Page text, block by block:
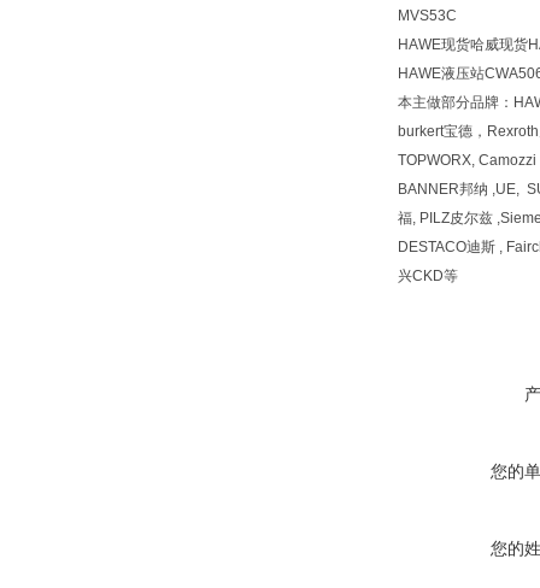
MVS53C
HAWE现货哈威现货
HAWE液压站
本主做部分品牌：
burkert宝德，
TOPWORX,
BANNER邦纳 ,UE,
福, PILZ皮尔兹
DESTACO迪斯 ,
兴CKD等
您的
您的